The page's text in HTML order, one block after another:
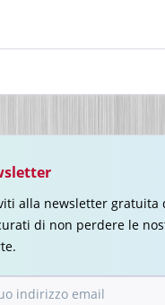
alla newsletter gratuita
di non perdere le